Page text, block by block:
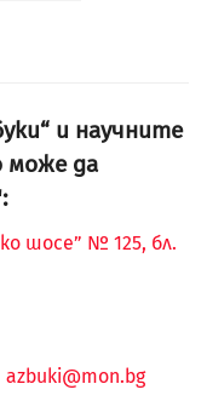
и научните
може да
шосе” № 125, бл.
azbuki@mon.bg